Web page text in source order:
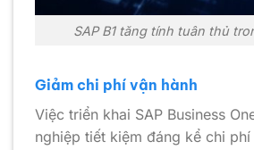
SAP B1 tăng tính tuân thủ
Giảm chi phí vận hành
Việc triển khai SAP Business
nghiệp tiết kiệm đáng kể chi phí